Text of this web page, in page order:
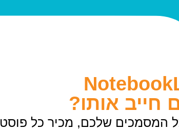
אותו?
המסמכים שלכם, מכיר כל פוסט